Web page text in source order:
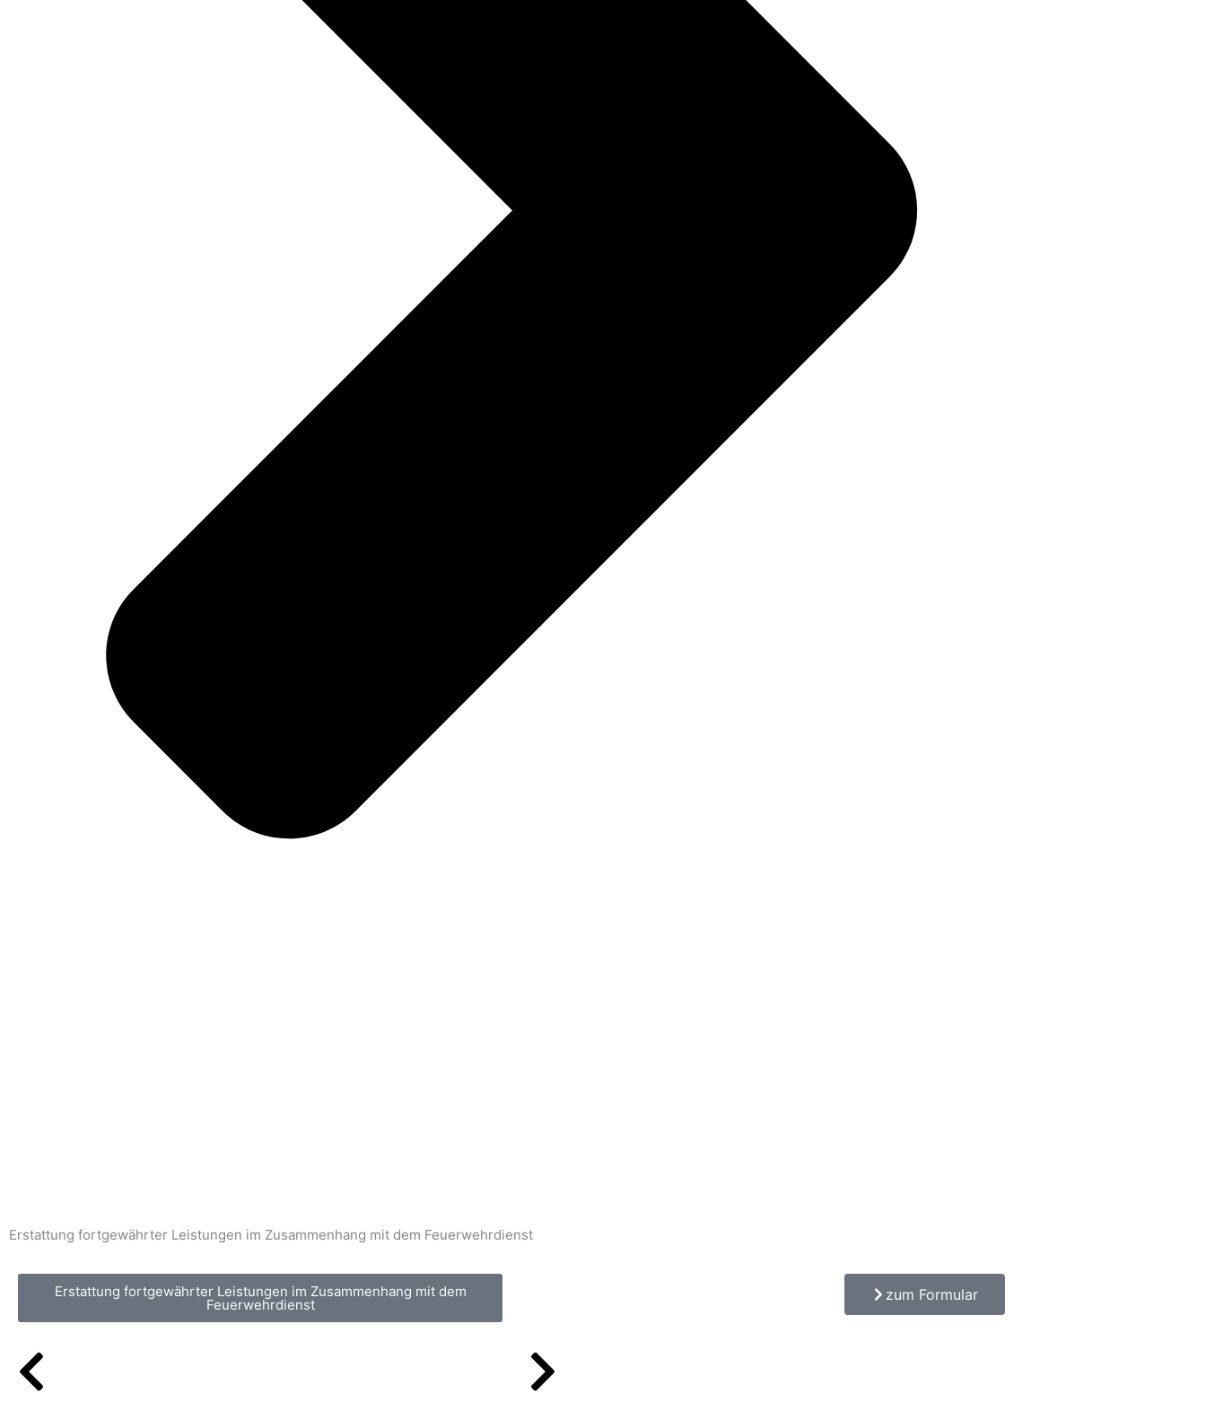
Erstattung fortgewährter Leistungen im Zusammenhang mit dem Feuerwehrdienst
Erstattung fortgewährter Leistungen im Zusammenhang mit dem
Feuerwehrdienst
zum Formular